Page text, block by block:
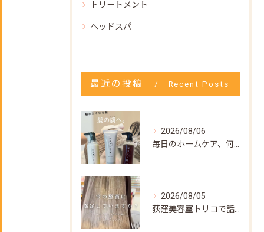
トリートメント
ヘッドスパ
最近の投稿 Recent Posts
2026/08/06
2026/08/05